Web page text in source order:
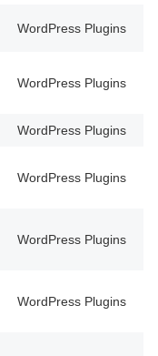
WordPress Plugins
WordPress Plugins
WordPress Plugins
WordPress Plugins
WordPress Plugins
WordPress Plugins